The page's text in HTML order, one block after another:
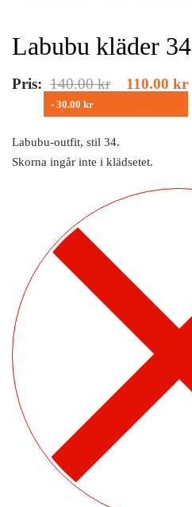
Labubu kläder 34
Pris: 140.00kr 110.00 kr
- 30.00 kr
Labubu-outfit, stil 34.
Skorna ingår inte i klädsetet.